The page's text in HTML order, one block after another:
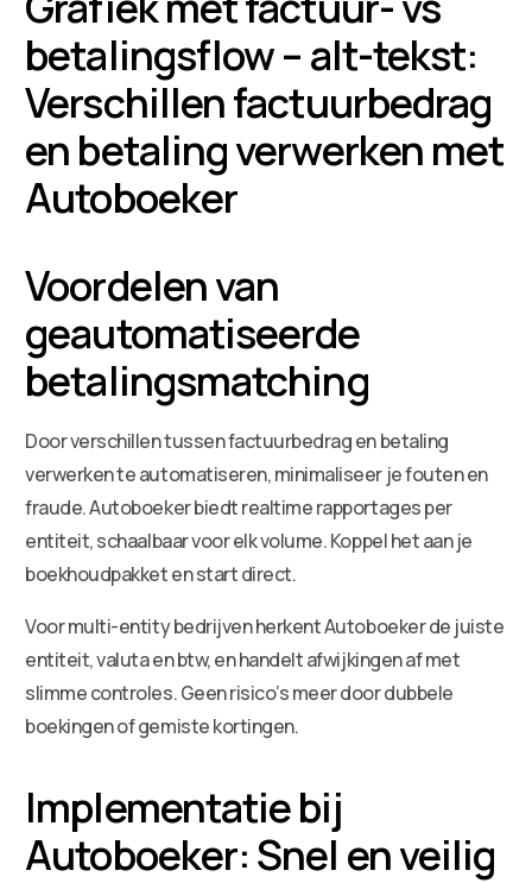
betalingsflow – alt-tekst:
Verschillen factuurbedrag
en betaling verwerken met
Autoboeker
Voordelen van
geautomatiseerde
betalingsmatching
Door verschillen tussen factuurbedrag en betaling
verwerken te automatiseren, minimaliseer je fouten en
fraude. Autoboeker biedt realtime rapportages per
entiteit, schaalbaar voor elk volume. Koppel het aan je
boekhoudpakket en start direct.
Voor multi-entity bedrijven herkent Autoboeker de juiste
entiteit, valuta en btw, en handelt afwijkingen af met
slimme controles. Geen risico’s meer door dubbele
boekingen of gemiste kortingen.
Implementatie bij
Autoboeker: Snel en veilig